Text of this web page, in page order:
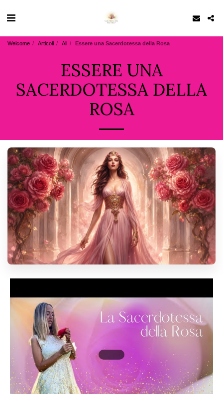
Welcome Articoli All Essere una Sacerdotessa della Rosa
ESSERE UNA
SACERDOTESSA DELLA
ROSA